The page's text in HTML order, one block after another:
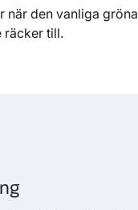
när den vanliga gröna
räcker till.